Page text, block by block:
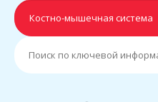
Костно-мышечная система